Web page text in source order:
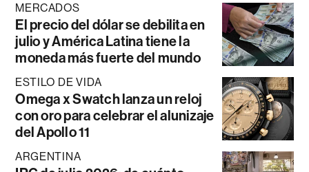
MERCADOS
El precio del dólar se debilita en
julio y América Latina tiene la
moneda más fuerte del mundo
ESTILO DE VIDA
Omega x Swatch lanza un reloj
con oro para celebrar el alunizaje
del Apollo 11
ARGENTINA